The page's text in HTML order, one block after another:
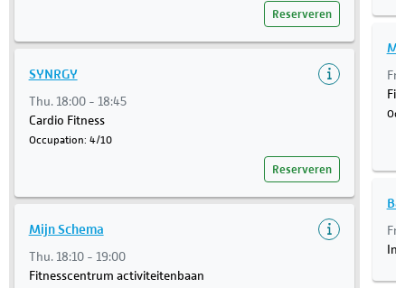
Reserveren
SYNRGY
Thu. 18:00 - 18:45
Cardio Fitness
Occupation: 4/10
Reserveren
Mijn Schema
Thu. 18:10 - 19:00
Fitnesscentrum activiteitenbaan